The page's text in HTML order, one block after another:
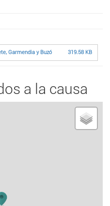
Garmendia y Buzó 319.58 KB
a la causa